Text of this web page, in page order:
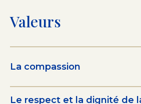
Valeurs
La compassion
Le respect et la dignité de